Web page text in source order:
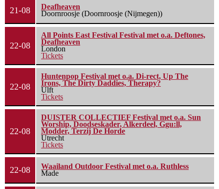
21-08
Deafheaven
Doornroosje (Doornroosje (Nijmegen))
22-08
All Points East Festival Festival met o.a. Deftones,
Deafheaven
London
Tickets
22-08
Huntenpop Festival met o.a. Di-rect, Up The
Irons, The Dirty Daddies, Therapy?
Ulft
Tickets
22-08
DUISTER COLLECTIEF Festival met o.a. Sun
Worship, Doodseskader, Alkerdeel, Ggu:ll,
Modder, Terzij De Horde
Utrecht
Tickets
22-08
Waailand Outdoor Festival met o.a. Ruthless
Made